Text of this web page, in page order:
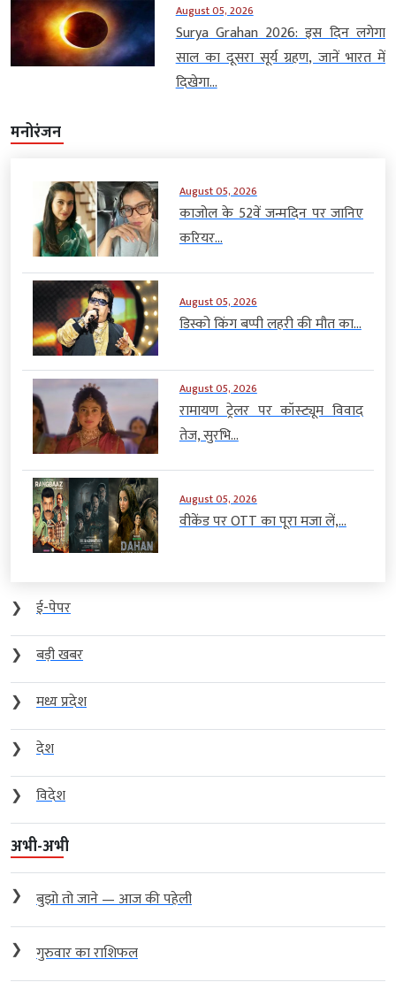
August 05, 2026
Surya Grahan 2026: इस दिन लगेगा
साल का दूसरा सूर्य ग्रहण, जानें भारत में
दिखेगा...
मनोरंजन
August 05, 2026
काजोल के 52वें जन्मदिन पर जानिए
करियर...
August 05, 2026
डिस्को किंग बप्पी लहरी की मौत का...
August 05, 2026
रामायण ट्रेलर पर कॉस्ट्यूम विवाद
तेज, सुरभि...
August 05, 2026
वीकेंड पर OTT का पूरा मजा लें,...
❯
ई-पेपर
❯
बड़ी खबर
❯
मध्य प्रदेश
❯
देश
❯
विदेश
अभी-अभी
❯ बुझो तो जाने — आज की पहेली
❯ गुरुवार का राशिफल